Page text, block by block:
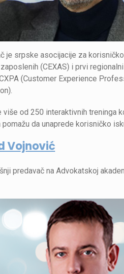
je srpske asocijacije za
(CEXAS) i prvi
(Customer Experience
više od 250 interaktivnih treninga
da unaprede korisničko
Vojnović
predavač na Advokatskoj